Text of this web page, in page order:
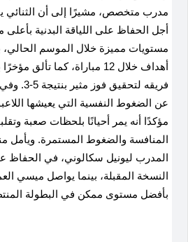
مدرب متخصص، مشيرًا إلى أن الثنائي
أجل الحفاظ على اللياقة البدنية
أهداف خلال 12 مباراة، كما
فريقه لتحقيق فوز مثير بنتيجة 5-3
.
عن الضغوط النفسية التي يعيشها
مؤكدًا أنه يمر أحيانًا بلحظات صعبة
المنافسة والضغوط المستمرة. ويأمل
المدرب ليونيل سكالوني، في الحفاظ
النسخة المقبلة، بينما يواصل ميسي
بأفضل مستوى ممكن في البطولة